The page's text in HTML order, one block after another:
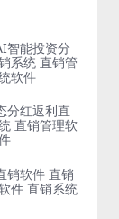
智能投资分
系统 直销管
软件
分红返利直
直销管理软
销软件 直销
件 直销系统